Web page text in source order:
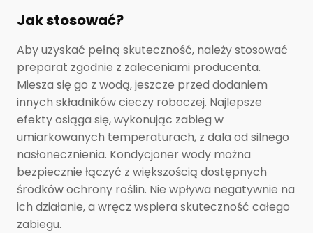
Jak stosować?
Aby uzyskać pełną skuteczność, należy stosować
preparat zgodnie z zaleceniami producenta.
Miesza się go z wodą, jeszcze przed dodaniem
innych składników cieczy roboczej. Najlepsze
efekty osiąga się, wykonując zabieg w
umiarkowanych temperaturach, z dala od silnego
nasłonecznienia. Kondycjoner wody można
bezpiecznie łączyć z większością dostępnych
środków ochrony roślin. Nie wpływa negatywnie na
ich działanie, a wręcz wspiera skuteczność całego
zabiegu.